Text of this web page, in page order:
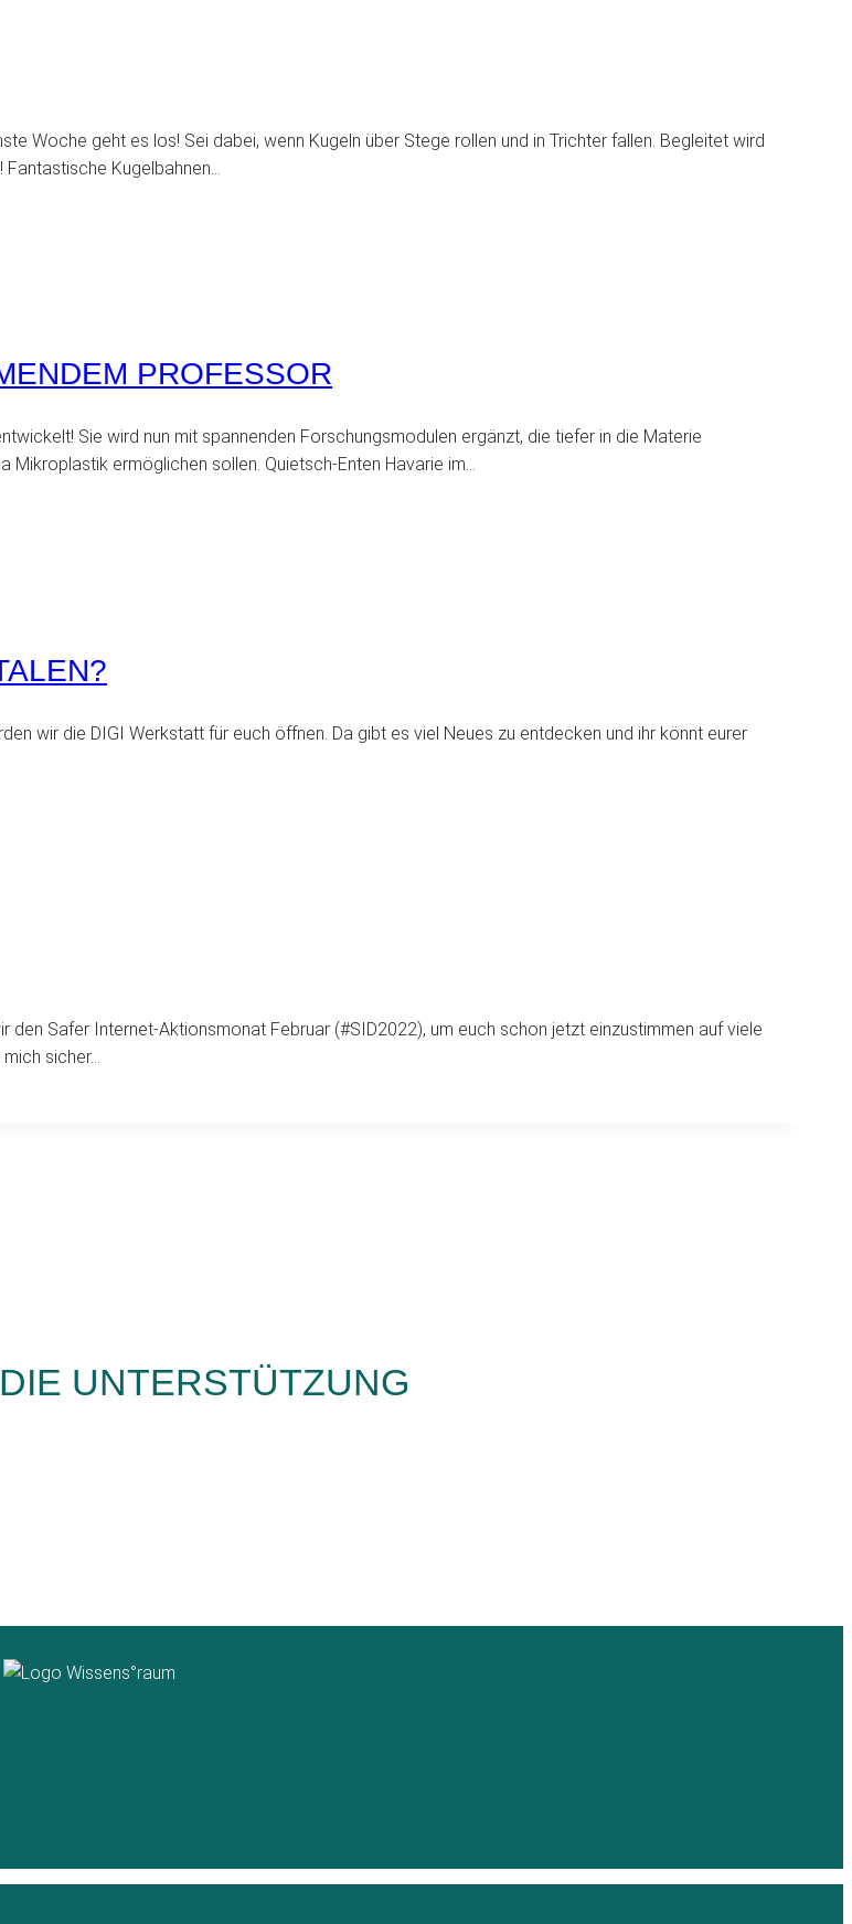
Woche geht es los! Sei dabei, wenn Kugeln über Stege rollen und in Trichter fallen. Begleitet wird
Kugelbahnen…
PROFESSOR
Sie wird nun mit spannenden Forschungsmodulen ergänzt, die tiefer in die Materie
Mikroplastik ermöglichen sollen. Quietsch-Enten Havarie im…
wir die DIGI Werkstatt für euch öffnen. Da gibt es viel Neues zu entdecken und ihr könnt eurer
den Safer Internet-Aktionsmonat Februar (#SID2022), um euch schon jetzt einzustimmen auf viele
sicher…
UNTERSTÜTZUNG